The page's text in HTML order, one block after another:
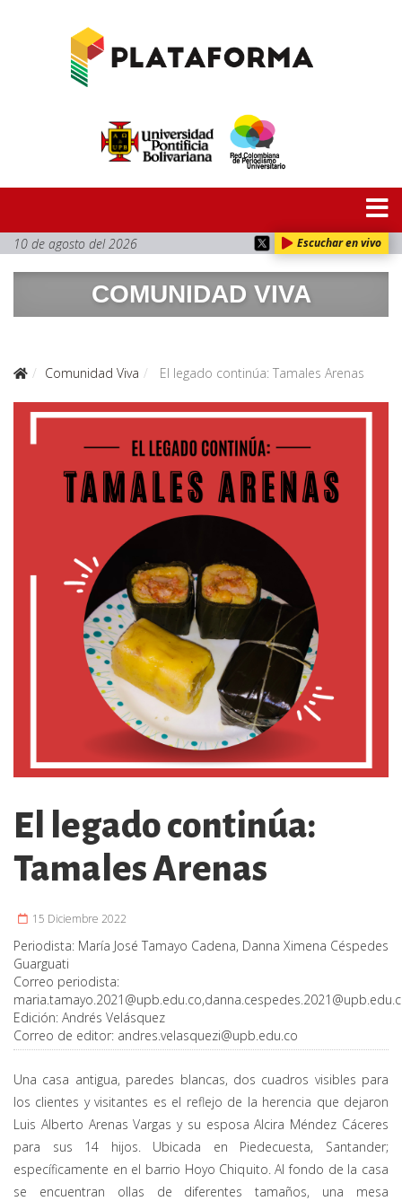
10 de agosto del 2026 Escuchar en vivo
COMUNIDAD VIVA
Comunidad Viva El legado continúa: Tamales Arenas
El legado continúa:
Tamales Arenas
15 Diciembre 2022
Periodista: María José Tamayo Cadena, Danna Ximena Céspedes
Guarguati
Correo periodista:
maria.tamayo.2021@upb.edu.co,
Edición: Andrés Velásquez
Correo de editor: andres.velasquezi@upb.edu.co
Una casa antigua, paredes blancas, dos cuadros visibles para
los clientes y visitantes es el reflejo de la herencia que dejaron
Luis Alberto Arenas Vargas y su esposa Alcira Méndez Cáceres
para sus 14 hijos. Ubicada en Piedecuesta, Santander;
específicamente en el barrio Hoyo Chiquito. Al fondo de la casa
se encuentran ollas de diferentes tamaños, una mesa